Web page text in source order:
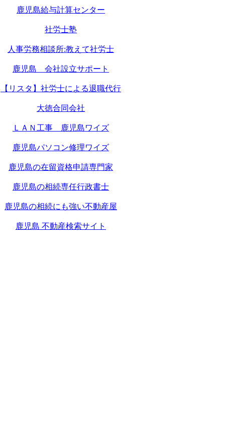
鹿児島給与計算センター
社労士塾
人事労務相談所:教えて社労士
鹿児島 会社設立サポート
【リスタ】社労士による退職代行
大徳合同会社
ＬＡＮ工事 鹿児島ワイズ
鹿児島パソコン修理ワイズ
鹿児島の在留資格申請専門家
鹿児島の相続専任行政書士
鹿児島の相続にも強い不動産屋
鹿児島 不動産検索サイト